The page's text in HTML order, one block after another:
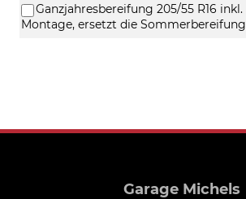
Ganzjahresbereifung 205/55 R16 inkl.
Montage, ersetzt die Sommerbereifung
Garage Michels